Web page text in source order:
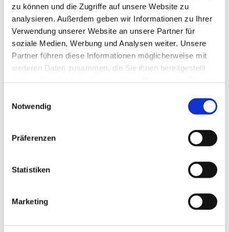
zu können und die Zugriffe auf unsere Website zu
analysieren. Außerdem geben wir Informationen zu Ihrer
Verwendung unserer Website an unsere Partner für
soziale Medien, Werbung und Analysen weiter. Unsere
Partner führen diese Informationen möglicherweise mit
weiteren Daten zusammen, die Sie ihnen bereitgestellt
Notwendig
Präferenzen
Statistiken
Marketing
Dies könnte Sie auch interessieren